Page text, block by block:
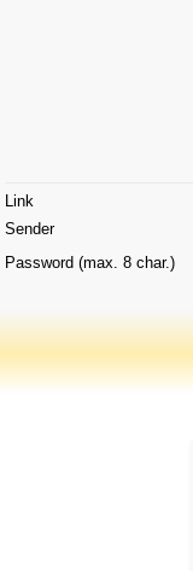
Link
Sender
Password (max. 8 char.)